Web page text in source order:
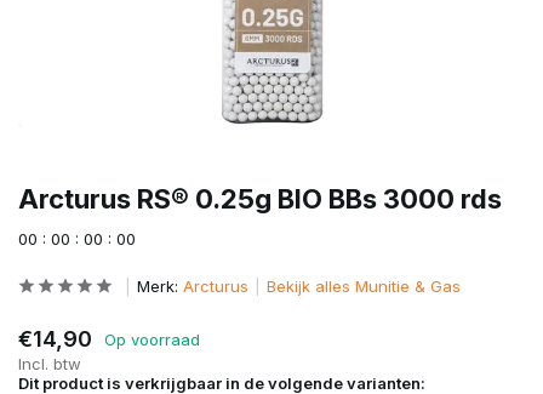
Arcturus RS® 0.25g BIO BBs 3000 rds
00 : 00 : 00 : 00
Merk: Arcturus Bekijk alles Munitie & Gas
€14,90
Op voorraad
Incl. btw
Dit product is verkrijgbaar in de volgende varianten: